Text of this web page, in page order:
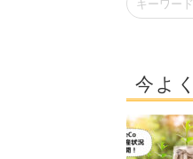
今よ